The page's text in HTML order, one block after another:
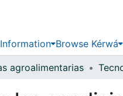
Browse Kérwá
agroalimentarias